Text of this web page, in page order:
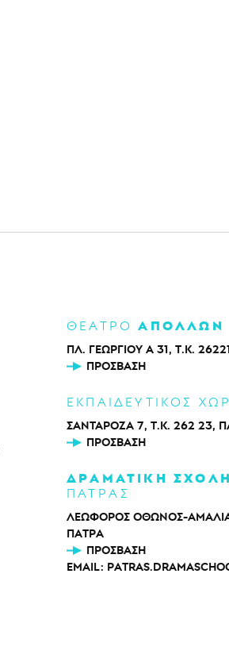
ΘΕΑΤΡΟΑΠΟΛΛΩΝ
ΠΛ. ΓΕΩΡΓΙΟΥ Α 31, Τ.Κ.
ΠΡΌΣΒΑΣΗ
ΕΚΠΑΙΔΕΥΤΙΚΟΣ
ΣΑΝΤΑΡΟΖΑ 7, Τ.Κ. 262 23,
ΠΡΌΣΒΑΣΗ
ΔΡΑΜΑΤΙΚΗ ΣΧΟΛΗ
ΠΑΤΡΑΣ
ΛΕΩΦΟΡΟΣ ΟΘΩΝΟΣ-
ΠΑΤΡΑ
ΠΡΌΣΒΑΣΗ
EMAIL: